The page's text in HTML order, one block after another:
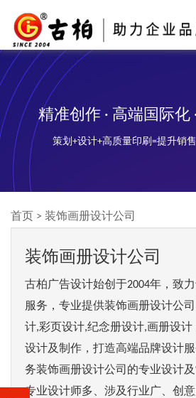
精准创作 · 高端国际化
策划+设计+高质量印刷=提升销
首页 > 装饰画册设计公司
装饰画册设计公司
古柏广告设计始创于2004年，致
服务，专业提供装饰画册设计公司
计,彩页设计,纪念册设计,画册设
设计及制作，打造高端品牌设计
务装饰画册设计公司的专业设计及
专业设计师多、涉及行业广、创